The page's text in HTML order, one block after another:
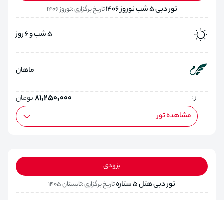
تور دبی 5 شب نوروز 1406 تاریخ برگزاری :نوروز 1406
5 شب و 6 روز
ماهان
از : 81,250,000تومان
مشاهده تور
بزودی
تور دبی هتل 5 ستاره تاریخ برگزاری :تابستان 1405